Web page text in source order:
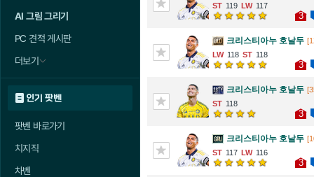
AI 그림 그리기
PC 견적 게시판
더보기
인기 팟벤
팟벤 바로가기
치지직
차벤
119
117
3
크리스티아누 호날두
118
118
3
크리스티아누 호날두
118
3
크리스티아누 호날두
117
116
3